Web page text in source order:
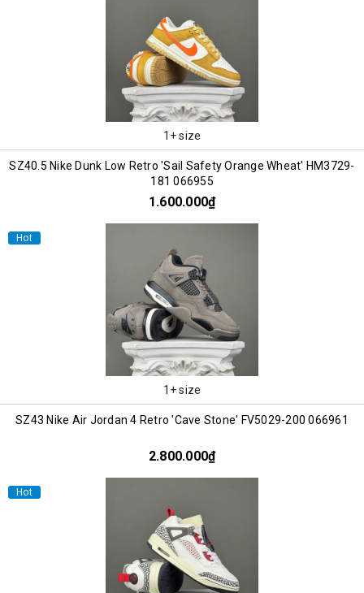
1+ size
SZ40.5 Nike Dunk Low Retro 'Sail Safety Orange Wheat' HM3729-
181 066955
1.600.000₫
Hot
1+ size
SZ43 Nike Air Jordan 4 Retro 'Cave Stone' FV5029-200 066961
2.800.000₫
Hot